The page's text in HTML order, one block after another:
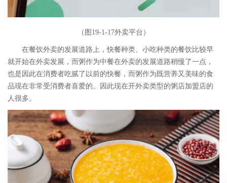
（图19-1-17外卖平台）
在餐饮外卖的发展道路上，快餐种类、小吃种类的餐饮比较早
就开始在外卖发展，而粥作为中餐在外卖的发展道路稍慢了一点，
也是因此在消费者吃腻了以前的快餐，而粥作为既营养又美味的食
品现在非常受消费者喜爱的。因此现在开外卖类型的粥店加盟店的
人很多。